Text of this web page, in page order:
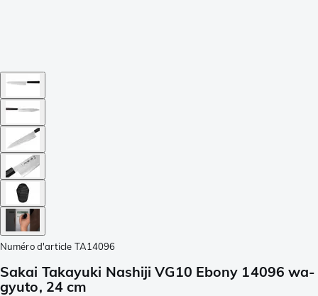
Numéro d'article TA14096
Sakai Takayuki Nashiji VG10 Ebony 14096 wa-
gyuto, 24 cm